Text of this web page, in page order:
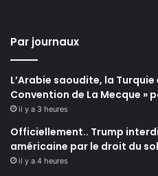
Par journaux
L’Arabie saoudite, la
Convention de La Mecque »
il y a 3 heures
Officiellement.. Trump
américaine par le droit du sol
il y a 4 heures